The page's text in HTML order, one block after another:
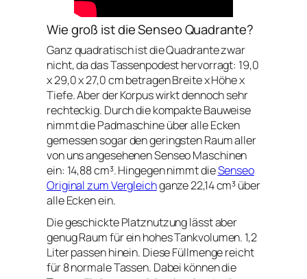
Wie groß ist die Senseo Quadrante?
Ganz quadratisch ist die Quadrante zwar
nicht, da das Tassenpodest hervorragt: 19,0
x 29,0 x 27,0 cm betragen Breite x Höhe x
Tiefe. Aber der Korpus wirkt dennoch sehr
rechteckig. Durch die kompakte Bauweise
nimmt die Padmaschine über alle Ecken
gemessen sogar den geringsten Raum aller
von uns angesehenen Senseo Maschinen
ein: 14,88 cm³. Hingegen nimmt dieSenseo
Original zum Vergleichganze 22,14 cm³ über
alle Ecken ein.
Die geschickte Platznutzung lässt aber
genug Raum für ein hohes Tankvolumen. 1,2
Liter passen hinein. Diese Füllmenge reicht
für 8 normale Tassen. Dabei können die